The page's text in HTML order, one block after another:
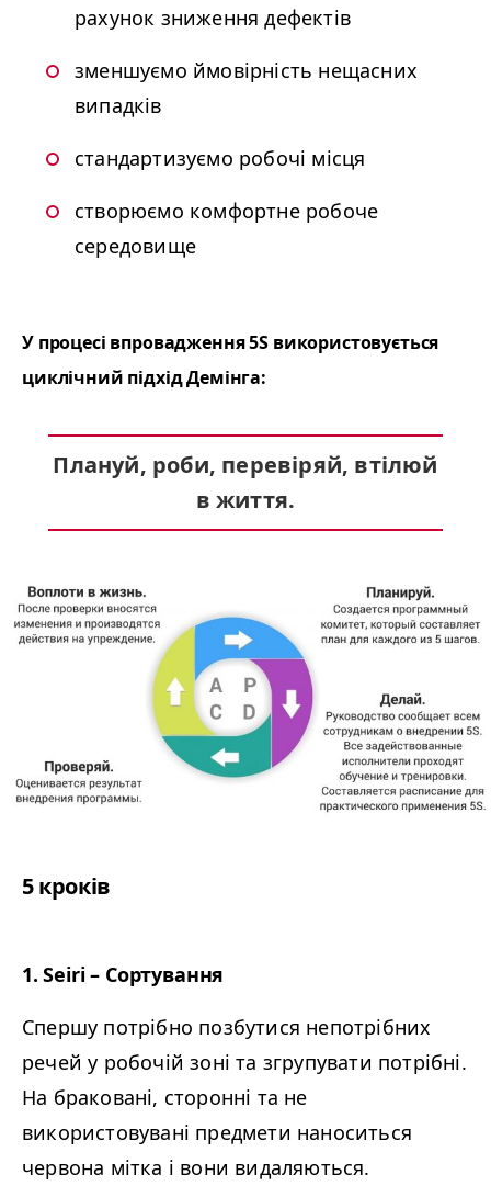
рахунок зниження дефектів
зменшуємо ймовірність нещасних
випадків
стандартизуємо робочі місця
створюємо комфортне робоче
середовище
У процесі впровадження5S використовується
циклічний підхід Демінга:
Плануй, роби, перевіряй, втілюй
в життя.
5 кроків
1. Seiri – Сортування
Спершу потрібно позбутися непотрібних
речей у робочій зоні та згрупувати потрібні.
На браковані, сторонні та не
використовувані предмети наноситься
червона мітка і вони видаляються.